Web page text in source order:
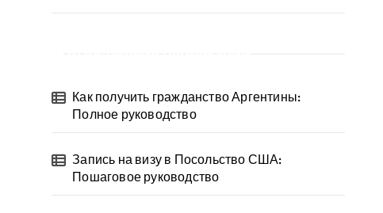
Как получить гражданство Аргентины:
Полное руководство
Запись на визу в Посольство США:
Пошаговое руководство